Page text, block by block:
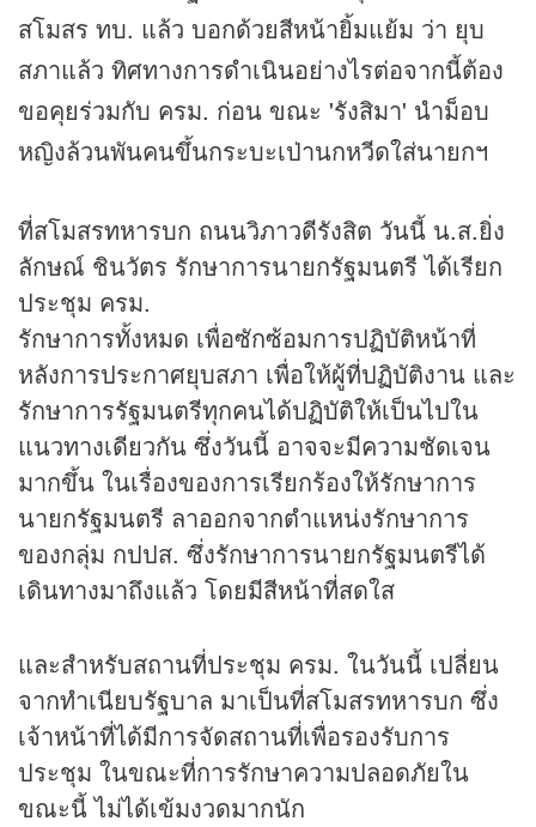
สโมสร ทบ. แล้ว บอกด้วยสีหน้ายิ้มแย้ม ว่า ยุบ
สภาแล้ว ทิศทางการดำเนินอย่างไรต่อจากนี้ต้อง
ขอคุยร่วมกับ ครม. ก่อน ขณะ 'รังสิมา' นำม็อบ
หญิงล้วนพันคนขึ้นกระบะเป่านกหวีดใส่นายกฯ
ที่สโมสรทหารบก ถนนวิภาวดีรังสิต วันนี้ น.ส.ยิ่ง
ลักษณ์ ชินวัตร รักษาการนายกรัฐมนตรี ได้เรียก
ประชุม ครม.
รักษาการทั้งหมด เพื่อซักซ้อมการปฏิบัติหน้าที่
หลังการประกาศยุบสภา เพื่อให้ผู้ที่ปฏิบัติงาน และ
รักษาการรัฐมนตรีทุกคนได้ปฏิบัติให้เป็นไปใน
แนวทางเดียวกัน ซึ่งวันนี้ อาจจะมีความชัดเจน
มากขึ้น ในเรื่องของการเรียกร้องให้รักษาการ
นายกรัฐมนตรี ลาออกจากตำแหน่งรักษาการ
ของกลุ่ม กปปส. ซึ่งรักษาการนายกรัฐมนตรีได้
เดินทางมาถึงแล้ว โดยมีสีหน้าที่สดใส
และสำหรับสถานที่ประชุม ครม. ในวันนี้ เปลี่ยน
จากทำเนียบรัฐบาล มาเป็นที่สโมสรทหารบก ซึ่ง
เจ้าหน้าที่ได้มีการจัดสถานที่เพื่อรองรับการ
ประชุม ในขณะที่การรักษาความปลอดภัยใน
ขณะนี้ ไม่ได้เข้มงวดมากนัก